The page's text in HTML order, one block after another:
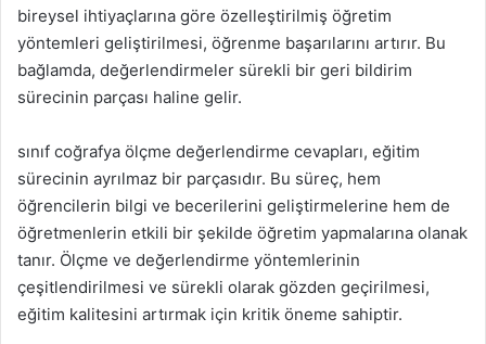
bireysel ihtiyaçlarına göre özelleştirilmiş öğretim
yöntemleri geliştirilmesi, öğrenme başarılarını artırır. Bu
bağlamda, değerlendirmeler sürekli bir geri bildirim
sürecinin parçası haline gelir.
sınıf coğrafya ölçme değerlendirme cevapları, eğitim
sürecinin ayrılmaz bir parçasıdır. Bu süreç, hem
öğrencilerin bilgi ve becerilerini geliştirmelerine hem de
öğretmenlerin etkili bir şekilde öğretim yapmalarına olanak
tanır. Ölçme ve değerlendirme yöntemlerinin
çeşitlendirilmesi ve sürekli olarak gözden geçirilmesi,
eğitim kalitesini artırmak için kritik öneme sahiptir.